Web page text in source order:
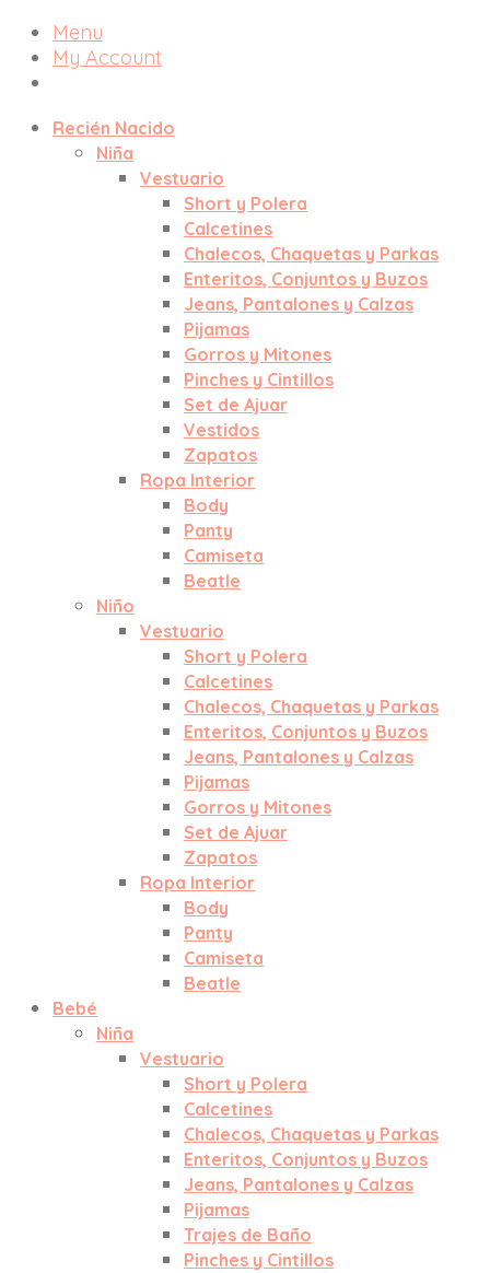
Menu
My Account
Recién Nacido
Niña
Vestuario
Short y Polera
Calcetines
Chalecos, Chaquetas y Parkas
Enteritos, Conjuntos y Buzos
Jeans, Pantalones y Calzas
Pijamas
Gorros y Mitones
Pinches y Cintillos
Set de Ajuar
Vestidos
Zapatos
Ropa Interior
Body
Panty
Camiseta
Beatle
Niño
Vestuario
Short y Polera
Calcetines
Chalecos, Chaquetas y Parkas
Enteritos, Conjuntos y Buzos
Jeans, Pantalones y Calzas
Pijamas
Gorros y Mitones
Set de Ajuar
Zapatos
Ropa Interior
Body
Panty
Camiseta
Beatle
Bebé
Niña
Vestuario
Short y Polera
Calcetines
Chalecos, Chaquetas y Parkas
Enteritos, Conjuntos y Buzos
Jeans, Pantalones y Calzas
Pijamas
Trajes de Baño
Pinches y Cintillos